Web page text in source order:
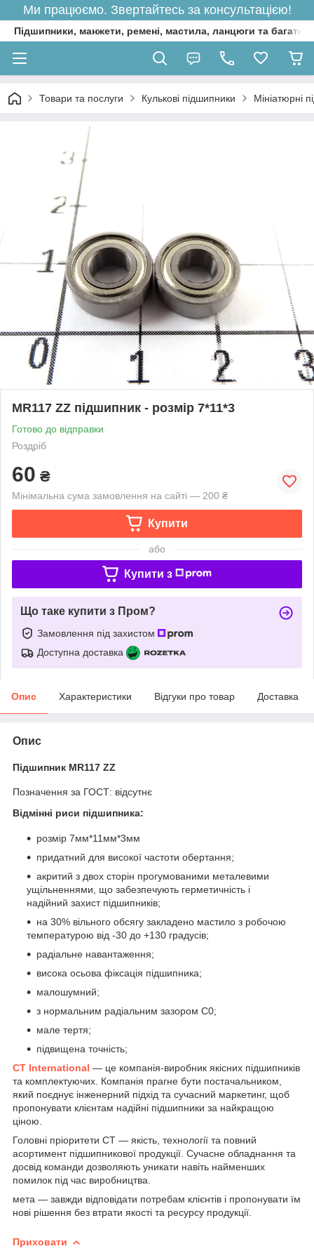
Ми працюємо. Звертайтесь за консультацією!
Підшипники, манжети, ремені, мастила, ланцюги та багато
Товари та послуги Кулькові підшипники Мініатюрні
MR117 ZZ підшипник - розмір 7*11*3
Готово до відправки
Роздріб
60 ₴
Мінімальна сума замовлення на сайті — 200 ₴
Купити
або
Купити з
Що таке купити з Пром?
Замовлення під захистом
Доступна доставка
Опис Характеристики Відгуки про товар Доставка
Опис
Підшипник MR117 ZZ
Позначення за ГОСТ: відсутнє
Відмінні риси підшипника:
розмір 7мм*11мм*3мм
придатний для високої частоти обертання;
акритий з двох сторін прогумованими металевими
ущільненнями, що забезпечують герметичність і
надійний захист підшипників;
на 30% вільного обсягу закладено мастило з робочою
температурою від -30 до +130 градусів;
радіальне навантаження;
висока осьова фіксація підшипника;
малошумний;
з нормальним радіальним зазором С0;
мале тертя;
підвищена точність;
CT International — це компанія-виробник якісних підшипників
та комплектуючих. Компанія прагне бути постачальником,
який поєднує інженерний підхід та сучасний маркетинг, щоб
пропонувати клієнтам надійні підшипники за найкращою
ціною.
Головні пріоритети СТ — якість, технології та повний
асортимент підшипникової продукції. Сучасне обладнання та
досвід команди дозволяють уникати навіть найменших
помилок під час виробництва.
мета — завжди відповідати потребам клієнтів і пропонувати їм
нові рішення без втрати якості та ресурсу продукції.
Приховати